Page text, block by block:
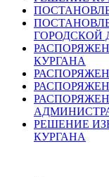
ГОРОДСКОЙ
КУРГАНА
РЕШЕНИЕ
КУРГАНА